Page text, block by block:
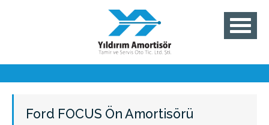
Ford FOCUS Ön Amortisörü